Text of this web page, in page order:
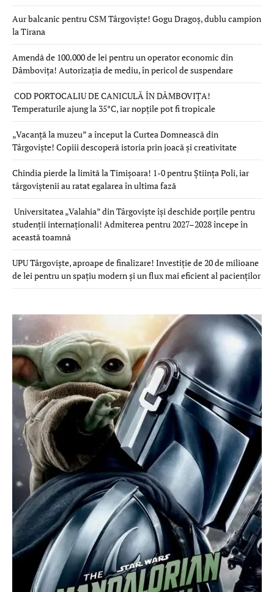
Aur balcanic pentru CSM Târgoviște! Gogu Dragoș, dublu campion
la Tirana
Amendă de 100.000 de lei pentru un operator economic din
Dâmbovița! Autorizația de mediu, în pericol de suspendare
COD PORTOCALIU DE CANICULĂ ÎN DÂMBOVIȚA!
Temperaturile ajung la 35°C, iar nopțile pot fi tropicale
„Vacanță la muzeu” a început la Curtea Domnească din
Târgoviște! Copiii descoperă istoria prin joacă și creativitate
Chindia pierde la limită la Timișoara! 1-0 pentru Știința Poli, iar
târgoviștenii au ratat egalarea în ultima fază
Universitatea „Valahia” din Târgoviște își deschide porțile pentru
studenții internaționali! Admiterea pentru 2027–2028 începe în
această toamnă
UPU Târgoviște, aproape de finalizare! Investiție de 20 de milioane
de lei pentru un spațiu modern și un flux mai eficient al pacienților